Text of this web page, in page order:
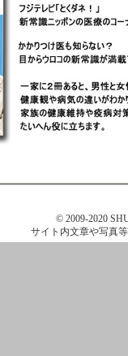
© 2009-2020
サイト内文章や写真